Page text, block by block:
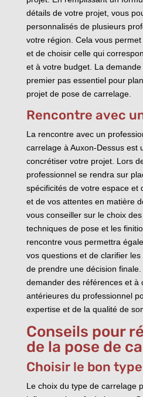
détails de votre projet, vous
personnalisés de plusieurs
votre région. Cela vous
et de choisir celle qui
et à votre budget. La
premier pas essentiel pour
projet de pose de carrelage.
Rencontre avec
La rencontre avec un
carrelage à Auxon-Dessus est
concrétiser votre projet. Lors
professionnel se rendra sur
spécificités de votre espace et
et de vos attentes en matière
vous conseiller sur le choix
techniques de pose et les
rencontre vous permettra
vos questions et de clarifier
de prendre une décision finale.
demander des références et à
antérieures du professionnel
expertise et de la qualité de
Conseils pour
de la pose de
Choisir le bon
Le choix du type de carrelage